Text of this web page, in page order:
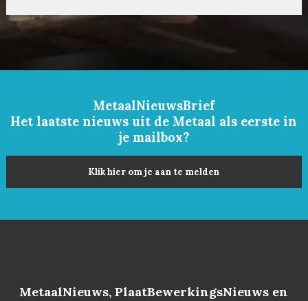
MetaalNieuwsBrief
Het laatste nieuws uit de Metaal als eerste in
je mailbox?
Klik hier om je aan te melden
MetaalNieuws, PlaatBewerkingsNieuws en